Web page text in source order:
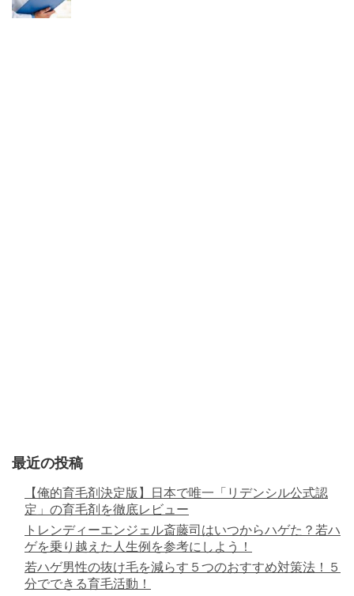
最近の投稿
【俺的育毛剤決定版】日本で唯一「リデンシル公式認
定」の育毛剤を徹底レビュー
トレンディーエンジェル斎藤司はいつからハゲた？若ハ
ゲを乗り越えた人生例を参考にしよう！
若ハゲ男性の抜け毛を減らす５つのおすすめ対策法！５
分でできる育毛活動！